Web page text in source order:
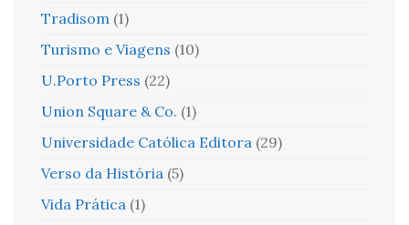
Tradisom (1)
Turismo e Viagens (10)
U.Porto Press (22)
Union Square & Co. (1)
Universidade Católica Editora (29)
Verso da História (5)
Vida Prática (1)